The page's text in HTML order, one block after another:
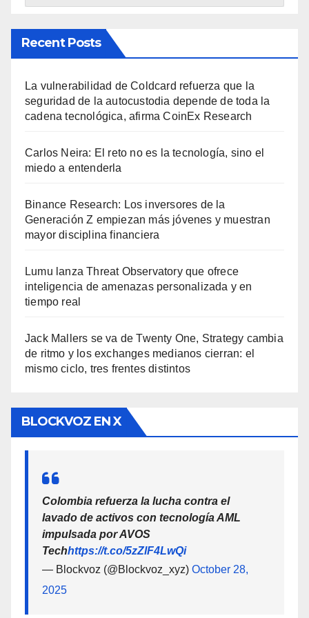
Recent Posts
La vulnerabilidad de Coldcard refuerza que la
seguridad de la autocustodia depende de toda la
cadena tecnológica, afirma CoinEx Research
Carlos Neira: El reto no es la tecnología, sino el
miedo a entenderla
Binance Research: Los inversores de la
Generación Z empiezan más jóvenes y muestran
mayor disciplina financiera
Lumu lanza Threat Observatory que ofrece
inteligencia de amenazas personalizada y en
tiempo real
Jack Mallers se va de Twenty One, Strategy cambia
de ritmo y los exchanges medianos cierran: el
mismo ciclo, tres frentes distintos
BLOCKVOZ EN X
Colombia refuerza la lucha contra el
lavado de activos con tecnología AML
impulsada por AVOS
Techhttps://t.co/5zZlF4LwQi
— Blockvoz (@Blockvoz_xyz) October 28,
2025